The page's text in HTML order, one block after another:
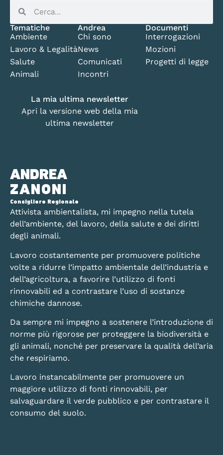
ANDREA
ZANONI
Consigliere Regionale
Attivista ambientalista, mi impegno nella tutela
dell’ambiente, del lavoro, della salute e dei diritti
degli animali.
Lavoro costantemente per promuovere politiche
volte a ridurre l’impatto ambientale dell’industria e
dell’agricoltura, a favorire l’utilizzo di fonti
rinnovabili ed a contrastare l’uso di sostanze
chimiche dannose.
Da sempre mi impegno a sostenere l’introduzione di
norme più rigorose per proteggere la biodiversità e
gli animali, nonché per preservare la qualità dell’aria
che respiriamo.
Lavoro instancabilmente per promuovere un
maggiore utilizzo di fonti rinnovabili, per
salvaguardare il verde pubblico e per contrastare il
consumo del suolo.
Tematiche
Ambiente
Lavoro & Legalità
Salute
Animali
Andrea
Chi sono
News
Comunicati
Incontri
Documenti
Interrogazioni
Mozioni
Progetti di legge
La mia ultima newsletter
Apri la versione web della mia
ultima newsletter